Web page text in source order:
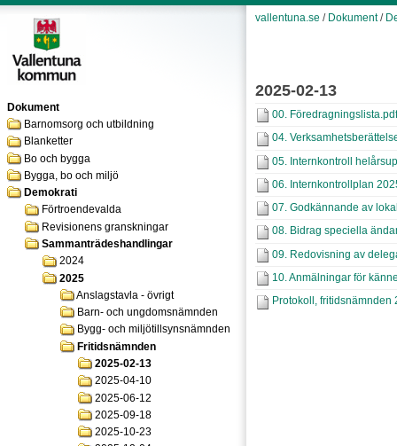
Dokument
Barnomsorg och utbildning
Blanketter
Bo och bygga
Bygga, bo och miljö
Demokrati
Förtroendevalda
Revisionens granskningar
Sammanträdeshandlingar
2024
2025
Anslagstavla - övrigt
Barn- och ungdomsnämnden
Bygg- och miljötillsynsnämnden
Fritidsnämnden
2025-02-13
2025-04-10
2025-06-12
2025-09-18
2025-10-23
vallentuna.se / Dokument/
2025-02-13
00. Föredragningslista.pdf
04.
05. Internkontroll
06. Internkontrollplan
07. Godkännande av
08. Bidrag speciella
09. Redovisning av
10. Anmälningar för
Protokoll, fritidsnämnden